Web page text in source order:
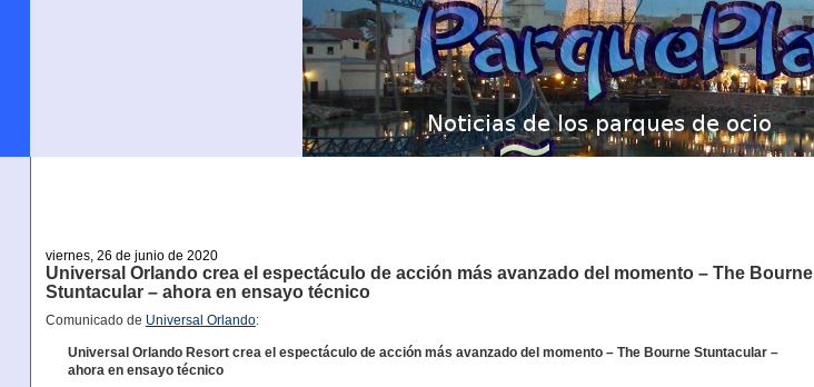
viernes, 26 de junio de 2020
Universal Orlando crea el espectáculo de acción más avanzado del momento – The Bourne
Stuntacular – ahora en ensayo técnico
Comunicado de Universal Orlando:
Universal Orlando Resort crea el espectáculo de acción más avanzado del momento – The Bourne Stuntacular –
ahora en ensayo técnico